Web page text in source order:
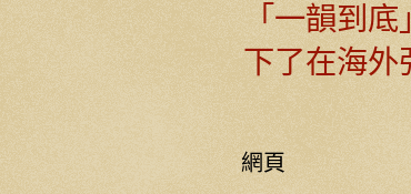
「一韻到
下了在海外
網頁